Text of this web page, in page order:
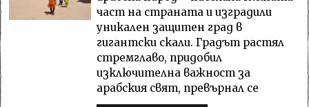
част на страната и изградили
уникален защитен град в
гигантски скали. Градът растял
стремглаво, придобил
изключителна важност за
арабския свят, превърнал се